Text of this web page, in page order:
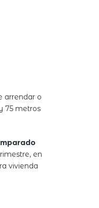
arrendar o
75 metros
en
vivienda